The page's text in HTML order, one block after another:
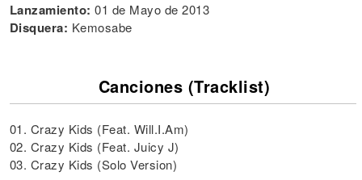
Lanzamiento: 01 de Mayo de 2013
Disquera: Kemosabe
Canciones (Tracklist)
01. Crazy Kids (Feat. Will.I.Am)
02. Crazy Kids (Feat. Juicy J)
03. Crazy Kids (Solo Version)